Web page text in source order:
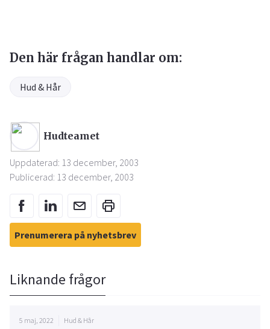
Den här frågan handlar om:
Hud & Hår
Hudteamet
Uppdaterad: 13 december, 2003
Publicerad: 13 december, 2003
Prenumerera på nyhetsbrev
Liknande frågor
5 maj, 2022 Hud & Hår